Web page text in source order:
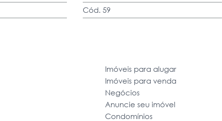
Cód. 59
Imóveis para alugar
Imóveis para venda
Negócios
Anuncie seu imóvel
Condomínios